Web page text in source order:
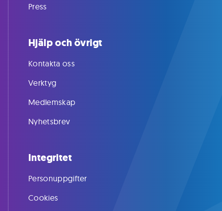
Press
Hjälp och övrigt
Kontakta oss
Verktyg
Medlemskap
Nyhetsbrev
Integritet
Personuppgifter
Cookies